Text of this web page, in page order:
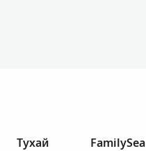
Тухай
FamilySea